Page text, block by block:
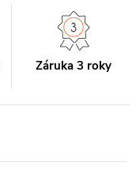
Záruka 3 roky